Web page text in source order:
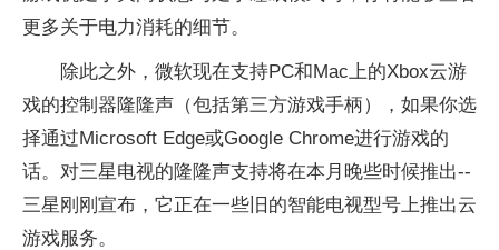
更多关于电力消耗的细节。
除此之外，微软现在支持PC和Mac上的Xbox云游
戏的控制器隆隆声（包括第三方游戏手柄），如果你选
择通过Microsoft Edge或Google Chrome进行游戏的
话。对三星电视的隆隆声支持将在本月晚些时候推出--
三星刚刚宣布，它正在一些旧的智能电视型号上推出云
游戏服务。